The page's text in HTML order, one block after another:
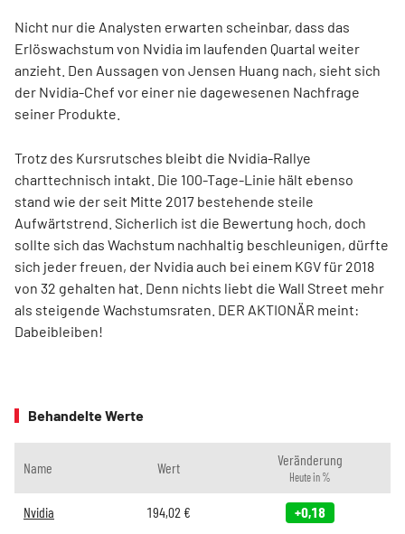
Nicht nur die Analysten erwarten scheinbar, dass das
Erlöswachstum von Nvidia im laufenden Quartal weiter
anzieht. Den Aussagen von Jensen Huang nach, sieht sich
der Nvidia-Chef vor einer nie dagewesenen Nachfrage
seiner Produkte.
Trotz des Kursrutsches bleibt die Nvidia-Rallye
charttechnisch intakt. Die 100-Tage-Linie hält ebenso
stand wie der seit Mitte 2017 bestehende steile
Aufwärtstrend. Sicherlich ist die Bewertung hoch, doch
sollte sich das Wachstum nachhaltig beschleunigen, dürfte
sich jeder freuen, der Nvidia auch bei einem KGV für 2018
von 32 gehalten hat. Denn nichts liebt die Wall Street mehr
als steigende Wachstumsraten. DER AKTIONÄR meint:
Dabeibleiben!
Behandelte Werte
Name Wert Veränderung
Heute in %
Nvidia 194,02 € +0,18